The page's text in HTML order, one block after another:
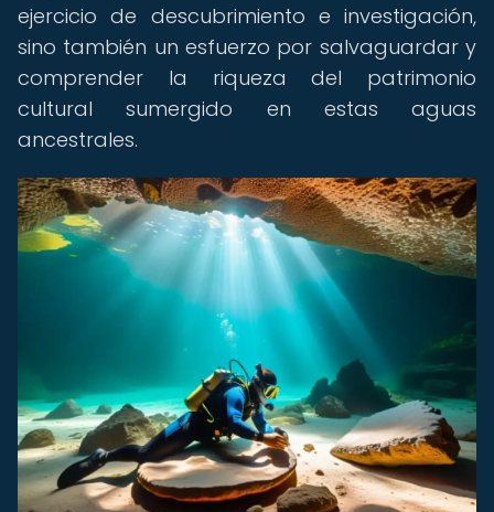
ejercicio de descubrimiento e investigación,
sino también un esfuerzo por salvaguardar y
comprender la riqueza del patrimonio
cultural sumergido en estas aguas
ancestrales.